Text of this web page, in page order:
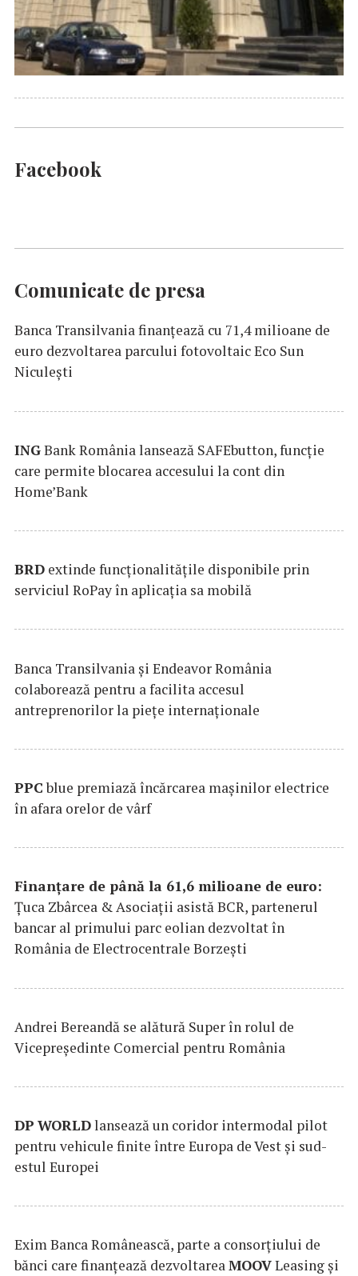
Facebook
Comunicate de presa
Banca Transilvania finanțează cu 71,4 milioane de
euro dezvoltarea parcului fotovoltaic Eco Sun
Niculești
INGBank România lansează SAFEbutton, funcţie
care permite blocarea accesului la cont din
Home’Bank
BRD extinde funcţionalităţile disponibile prin
serviciul RoPay în aplicaţia sa mobilă
Banca Transilvania şi Endeavor România
colaborează pentru a facilita accesul
antreprenorilor la pieţe internaţionale
PPCblue premiază încărcarea maşinilor electrice
în afara orelor de vârf
Finanțare de până la 61,6 milioane de euro:
Țuca Zbârcea & Asociații asistă BCR, partenerul
bancar al primului parc eolian dezvoltat în
România de Electrocentrale Borzești
Andrei Bereandă se alătură Super în rolul de
Vicepreședinte Comercial pentru România
DP WORLDlansează un coridor intermodal pilot
pentru vehicule finite între Europa de Vest și sud-
estul Europei
Exim Banca Românească, parte a consorțiului de
bănci care finanțează dezvoltareaMOOVLeasing și